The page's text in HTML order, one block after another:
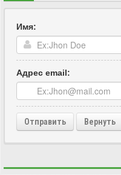
Имя:
Адрес email: